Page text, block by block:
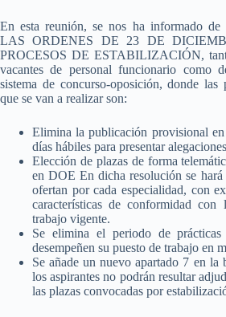
En esta reunión, se nos ha informado
LAS ORDENES DE 23 DE
PROCESOS DE ESTABILIZACIÓN,
vacantes de personal funcionario como
sistema de concurso-oposición, donde las
que se van a realizar son:
Elimina la publicación provisional
días hábiles para presentar
Elección de plazas de forma
en DOE En dicha resolución se hará
ofertan por cada especialidad, con
características de conformidad
trabajo vigente.
Se elimina el periodo de
desempeñen su puesto de trabajo en
Se añade un nuevo apartado 7 en la
los aspirantes no podrán resultar
las plazas convocadas por